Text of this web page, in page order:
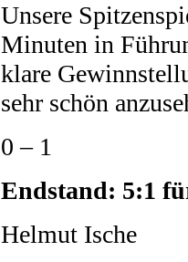
Unsere
Minuten in
klare
sehr schön
0 – 1
Endstand: 5:1
Helmut Ische